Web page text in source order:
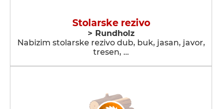
Stolarske rezivo
> Rundholz
Nabizim stolarske rezivo dub, buk, jasan, javor,
tresen, …